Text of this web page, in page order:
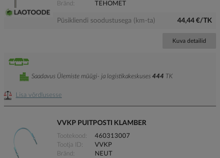
Bränd
TEHOMET
Püsikliendi soodustusega (km-ta) 44,44 €/TK
Kuva detailid
Lisa võrdlusesse
Saadavus Ülemiste müügi- ja logistikakeskuses 444 TK
VVKP PUITPOSTI KLAMBER
Tootekood
460313007
Tootja ID
VVKP
Bränd
NEUT